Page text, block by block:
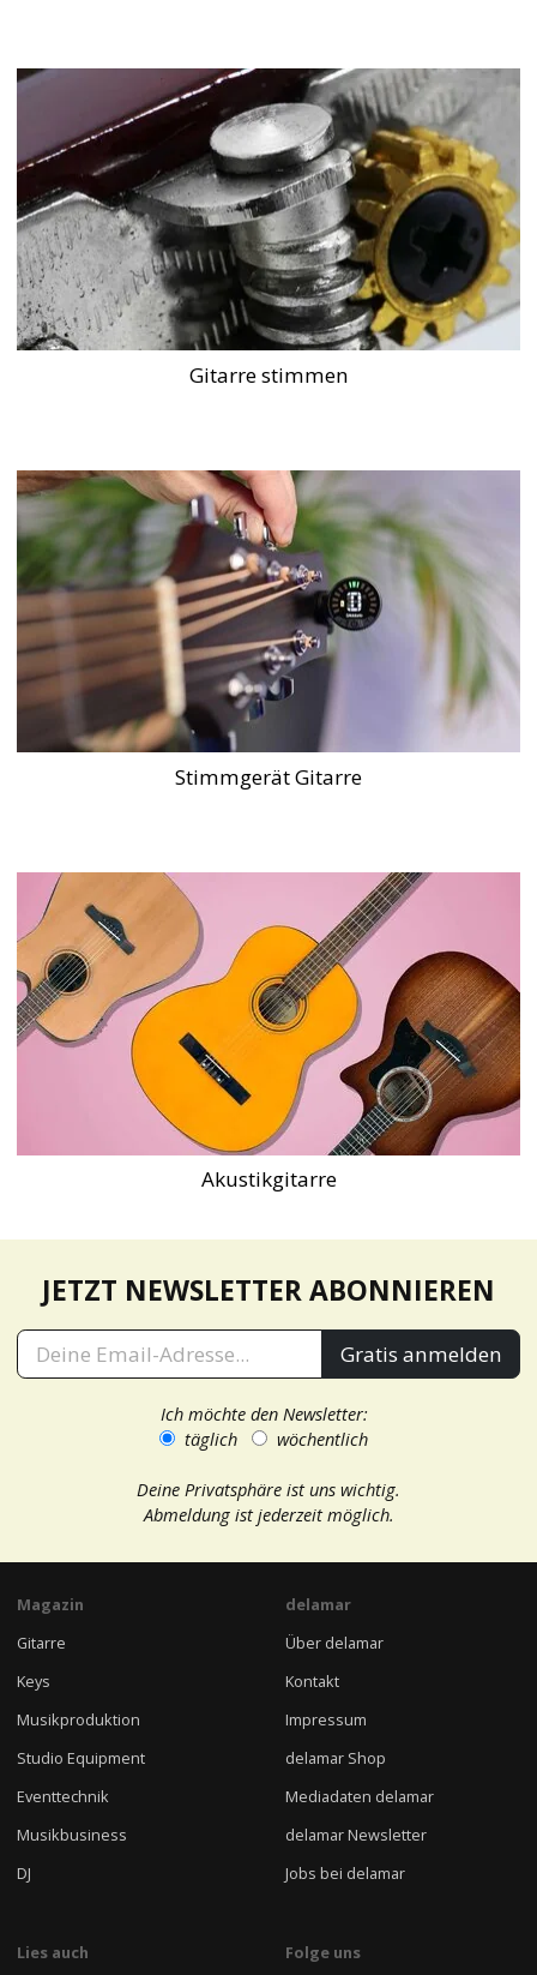
Gitarre stimmen
Stimmgerät Gitarre
Akustikgitarre
JETZT NEWSLETTER ABONNIEREN
Gratis anmelden
Ich möchte den Newsletter:
täglich
wöchentlich
Deine Privatsphäre ist uns wichtig.
Abmeldung ist jederzeit möglich.
Magazin
Gitarre
Keys
Musikproduktion
Studio Equipment
Eventtechnik
Musikbusiness
DJ
delamar
Über delamar
Kontakt
Impressum
delamar Shop
Mediadaten delamar
delamar Newsletter
Jobs bei delamar
Lies auch Folge uns